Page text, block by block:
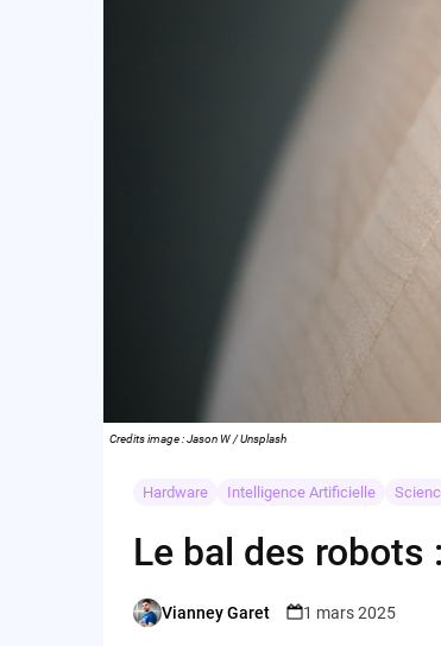
Credits image : Jason W / Unsplash
Hardware Intelligence Artificielle
Le bal des
Posted
Vianney Garet 1 mars 2025